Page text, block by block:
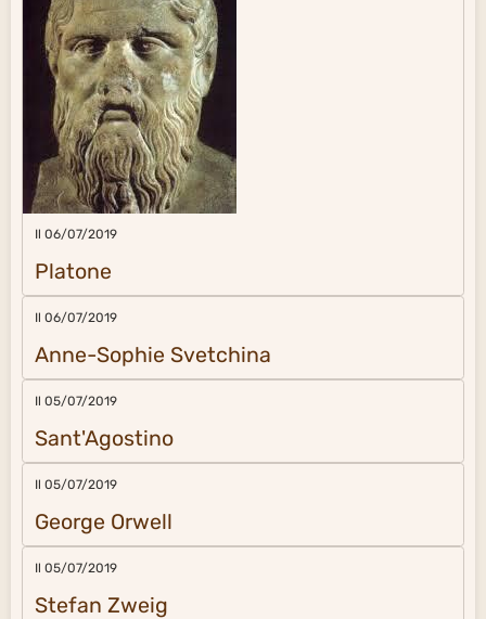
Il 06/07/2019
Platone
Il 06/07/2019
Anne-Sophie Svetchina
Il 05/07/2019
Sant'Agostino
Il 05/07/2019
George Orwell
Il 05/07/2019
Stefan Zweig